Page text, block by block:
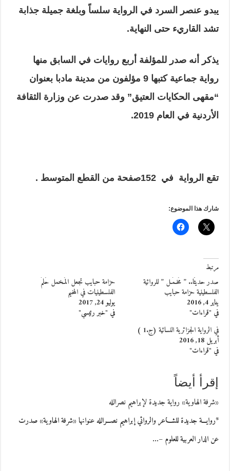
يبدو عنصر السرد في الرواية سلساً وبلغة جميلة جذابة
تشد القاريء حتى النهاية.
يذكر أنه صدر للمؤلفة أربع روايات في السابق منها
رواية جماعية كتبها 9 مؤلفون من مدينة مادبا بعنوان
“مقهى الحكايات العتيق” وقد صدرت عن وزارة الثقافة
الأردنية في العام 2019
.
تقع الرواية في 152صفحة من القطع المتوسط .
شارك هذا الموضوع:
مرتبط
صدر حديثًا.. ” مُخـمَـل ” للروائية
الفلسطينية حزامة حبايب
يناير 4, 2016
في "قراءات"
حزامة حبايب تجعل المُـخمل حُلمَ
الفلسطينيات في المخيم
يوليو 24, 2017
في "خبر رئيسي"
في الرواية الجزائرية النسائية (ج.1 )
أبريل 18, 2016
في "قراءات"
إقرأ أيضاً
«شرفة الهاوية» رواية جديدة لإبراهيم نصرالله
*روايـــة جديدة للشـــاعر والروائي إبراهيم نصـــرالله عنوانها «شرفة الهاوية» صدرت
عن الدار العربية للعلوم –…